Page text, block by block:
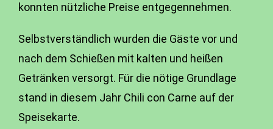
konnten nützliche Preise entgegennehmen.
Selbstverständlich wurden die Gäste vor und
nach dem Schießen mit kalten und heißen
Getränken versorgt. Für die nötige Grundlage
stand in diesem Jahr Chili con Carne auf der
Speisekarte.